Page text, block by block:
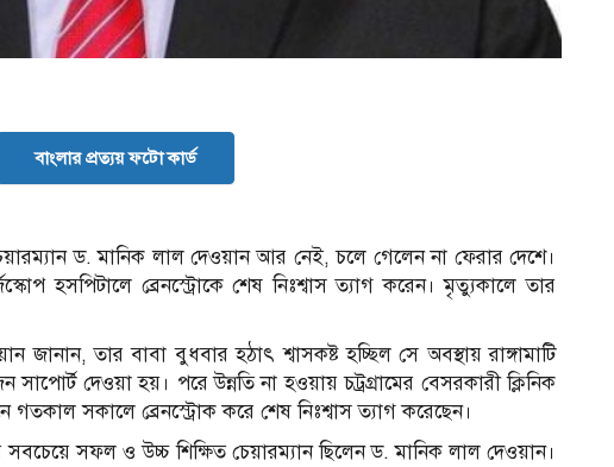
বাংলার প্রত্যয় ফটো কার্ড
ড. মানিক লাল দেওয়ান আর নেই, চলে গেলেন না ফেরার দেশে।
হসপিটালে ব্রেনস্ট্রোকে শেষ নিঃশ্বাস ত্যাগ করেন। মৃত্যুকালে তার
তার বাবা বুধবার হঠাৎ শ্বাসকষ্ট হচ্ছিল সে অবস্থায় রাঙ্গামাটি
দেওয়া হয়। পরে উন্নতি না হওয়ায় চট্রগ্রামের বেসরকারী ক্লিনিক
গতকাল সকালে ব্রেনস্ট্রোক করে শেষ নিঃশ্বাস ত্যাগ করেছেন।
সবচেয়ে সফল ও উচ্চ শিক্ষিত চেয়ারম্যান ছিলেন ড. মানিক লাল দেওয়ান।